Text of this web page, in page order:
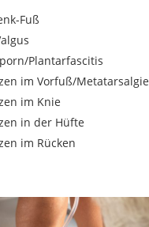
Fuß
Plantarfascitis
im Vorfuß/Metatarsalgie
im Knie
in der Hüfte
im Rücken